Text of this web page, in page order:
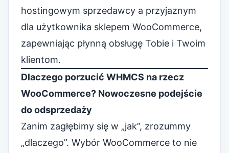
hostingowym sprzedawcy a przyjaznym
dla użytkownika sklepem WooCommerce,
zapewniając płynną obsługę Tobie i Twoim
klientom.
Dlaczego porzucić WHMCS na rzecz
WooCommerce? Nowoczesne podejście
do odsprzedaży
Zanim zagłębimy się w „jak”, zrozummy
„dlaczego”. Wybór WooCommerce to nie